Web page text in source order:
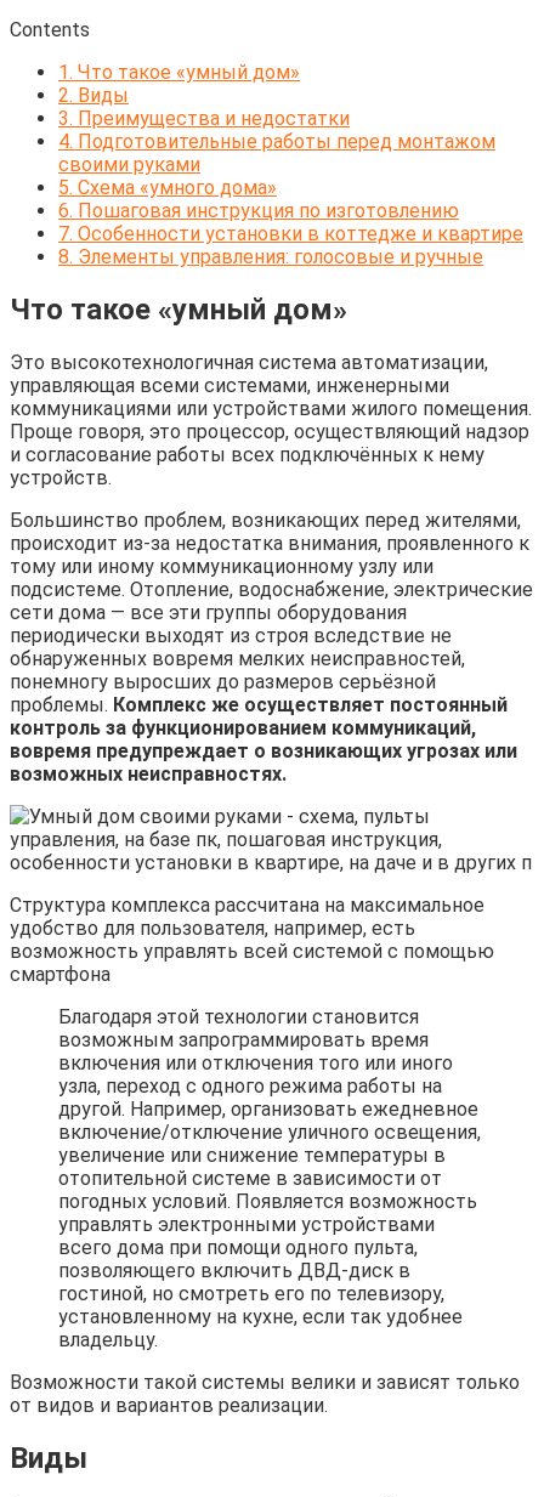
Contents
1. Что такое «умный дом»
2. Виды
3. Преимущества и недостатки
4. Подготовительные работы перед монтажом
своими руками
5. Схема «умного дома»
6. Пошаговая инструкция по изготовлению
7. Особенности установки в коттедже и квартире
8. Элементы управления: голосовые и ручные
Что такое «умный дом»
Это высокотехнологичная система автоматизации,
управляющая всеми системами, инженерными
коммуникациями или устройствами жилого помещения.
Проще говоря, это процессор, осуществляющий надзор
и согласование работы всех подключённых к нему
устройств.
Большинство проблем, возникающих перед жителями,
происходит из-за недостатка внимания, проявленного к
тому или иному коммуникационному узлу или
подсистеме. Отопление, водоснабжение, электрические
сети дома — все эти группы оборудования
периодически выходят из строя вследствие не
обнаруженных вовремя мелких неисправностей,
понемногу выросших до размеров серьёзной
проблемы. Комплекс же осуществляет постоянный
контроль за функционированием коммуникаций,
вовремя предупреждает о возникающих угрозах или
возможных неисправностях.
Структура комплекса рассчитана на максимальное
удобство для пользователя, например, есть
возможность управлять всей системой с помощью
смартфона
Благодаря этой технологии становится
возможным запрограммировать время
включения или отключения того или иного
узла, переход с одного режима работы на
другой. Например, организовать ежедневное
включение/отключение уличного освещения,
увеличение или снижение температуры в
отопительной системе в зависимости от
погодных условий. Появляется возможность
управлять электронными устройствами
всего дома при помощи одного пульта,
позволяющего включить ДВД-диск в
гостиной, но смотреть его по телевизору,
установленному на кухне, если так удобнее
владельцу.
Возможности такой системы велики и зависят только
от видов и вариантов реализации.
Виды